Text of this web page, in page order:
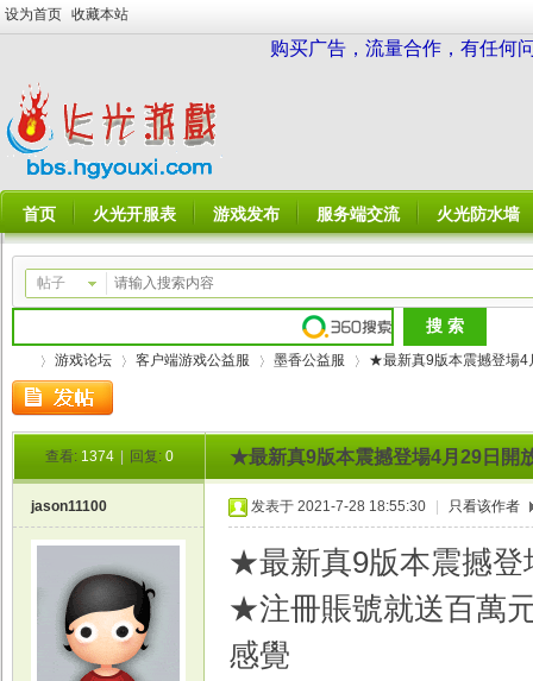
设为首页 收藏本站
购买广告，流量合作，有任何
首页 火光开服表 游戏发布 服务端交流 火光防水墙
帖子
游戏论坛
›
客户端游戏公益服
›
墨香公益服
›
★最新真9版本震撼登場
查看: 1374 回复: 0 ★最新真9版本震撼登場4月29日開
jason11100 发表于 2021-7-28 18:55:30 只看该作者
★最新真9版本震撼登
★注冊賬號就送百萬
感覺